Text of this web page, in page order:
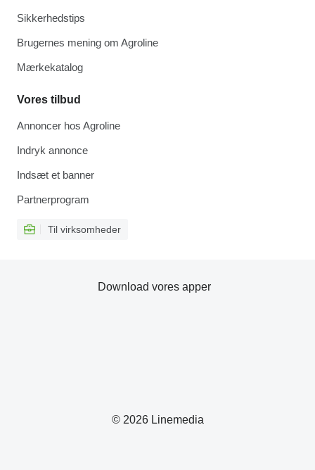
Sikkerhedstips
Brugernes mening om Agroline
Mærkekatalog
Vores tilbud
Annoncer hos Agroline
Indryk annonce
Indsæt et banner
Partnerprogram
Til virksomheder
© 2026 Linemedia
Download vores apper